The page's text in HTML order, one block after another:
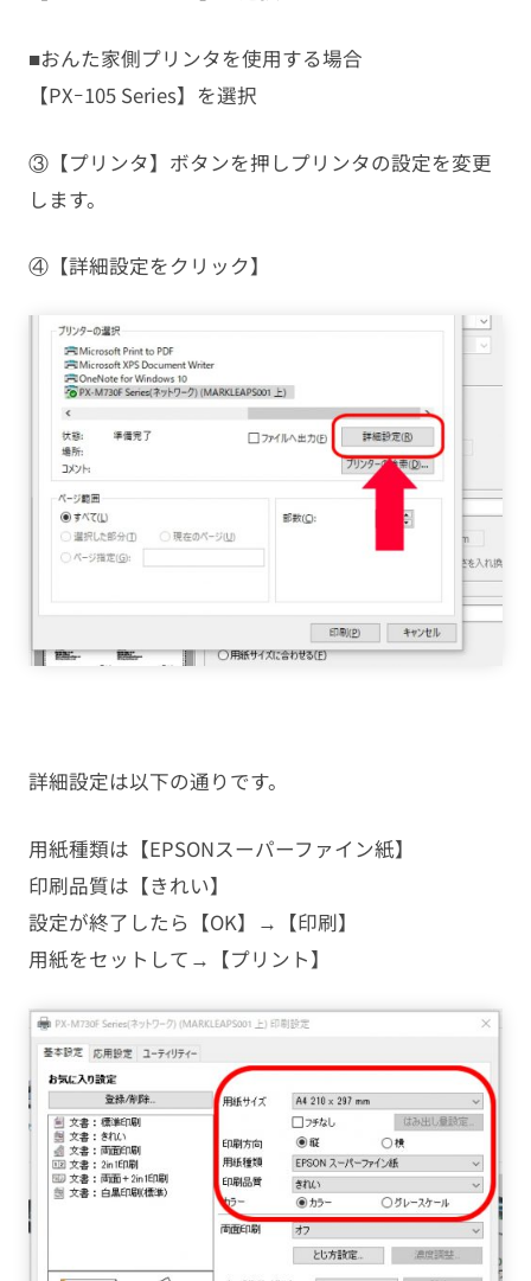
■おんた家側プリンタを使用する場合
【PXｰ105 Series】を選択
③【プリンタ】ボタンを押しプリンタの設定を変更
します。
④【詳細設定をクリック】
詳細設定は以下の通りです。
用紙種類は【EPSONスーパーファイン紙】
印刷品質は【きれい】
設定が終了したら【OK】→【印刷】
用紙をセットして→【プリント】